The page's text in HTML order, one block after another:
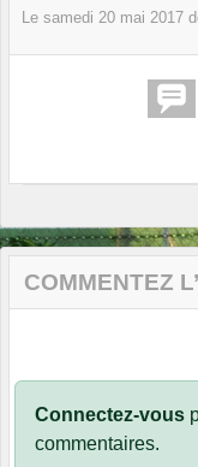
Le samedi 20 mai 2017
COMMENTEZ
Connectez-vous
commentaires.